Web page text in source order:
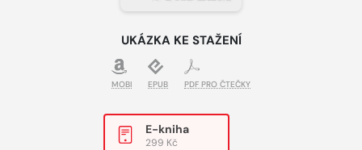
UKÁZKA KE STAŽENÍ
MOBI EPUB PDF PRO ČTEČKY
E-kniha
299 Kč